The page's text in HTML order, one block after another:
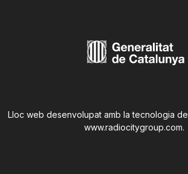
Lloc web desenvolupat amb la tecnologia de
www.radiocitygroup.com.